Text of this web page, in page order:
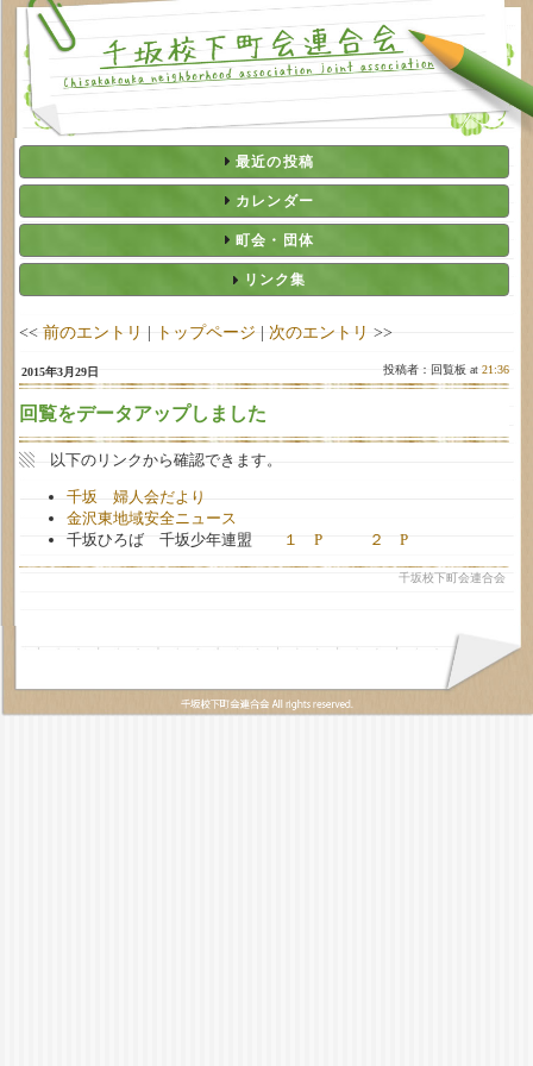
最近の投稿
カレンダー
町会・団体
リンク集
<< 前のエントリ | トップページ | 次のエントリ >>
2015年3月29日 投稿者：回覧板 at21:36
回覧をデータアップしました
▧ 以下のリンクから確認できます。
千坂 婦人会だより
金沢東地域安全ニュース
千坂ひろば 千坂少年連盟
１ P ２ P
千坂校下町会連合会